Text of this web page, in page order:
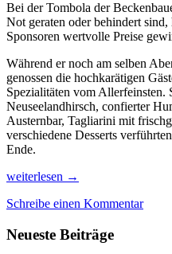
Bei der Tombola der
Not geraten oder behindert
Sponsoren wertvolle Preise
Während er noch am selben
genossen die hochkarätigen
Spezialitäten vom Allerfeinsten.
Neuseelandhirsch, confierter
Austernbar, Tagliarini mit
verschiedene Desserts
Ende.
Spitzenköche
Genießer
bei
weiterlesen →
Schreibe einen Kommentar
Neueste Beiträge